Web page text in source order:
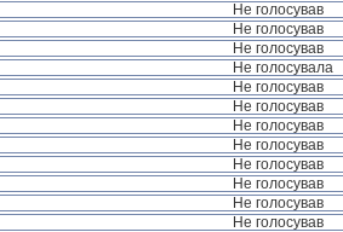
Не голосував
Не голосував
Не голосував
Не голосувала
Не голосував
Не голосував
Не голосував
Не голосував
Не голосував
Не голосував
Не голосував
Не голосував